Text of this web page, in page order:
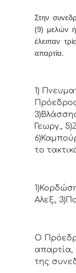
Στην
(9) μελών
έλειπαν
απαρτία.
1)
Γεωργ.,
το
Αλεξ.,
Ο
απαρτία,
της